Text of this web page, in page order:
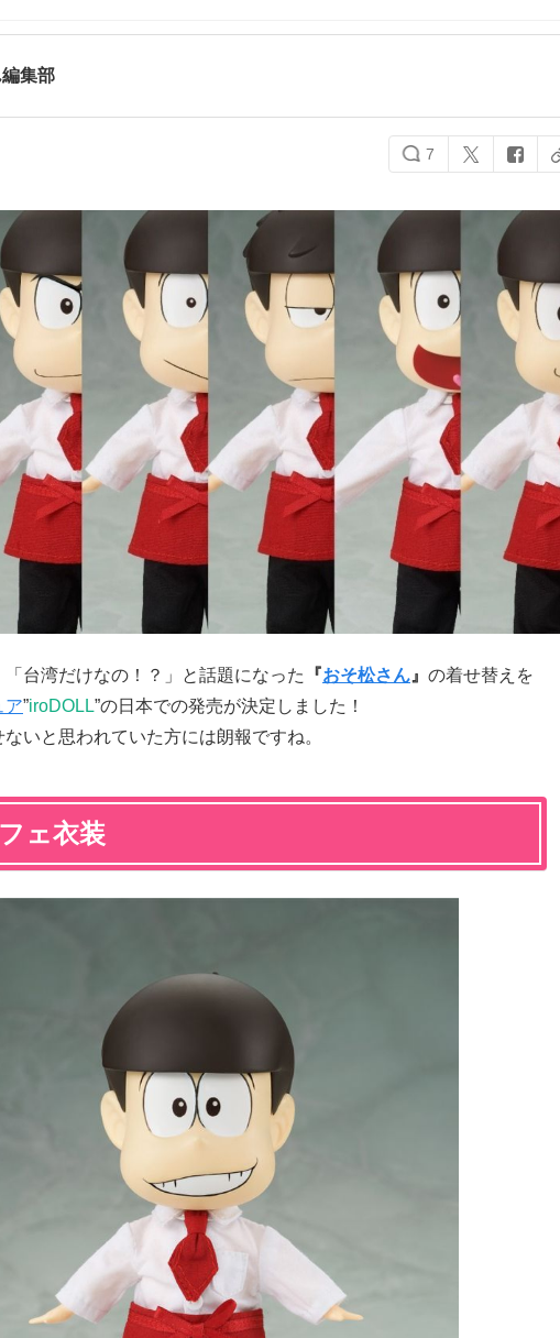
集部
7
「台湾だけなの！？」と話題になった 『おそ松さん 』 の着せ替えを
ア”iroDOLL”の日本での発売が決定しました！
いと思われていた方には朗報ですね。
ェ衣装